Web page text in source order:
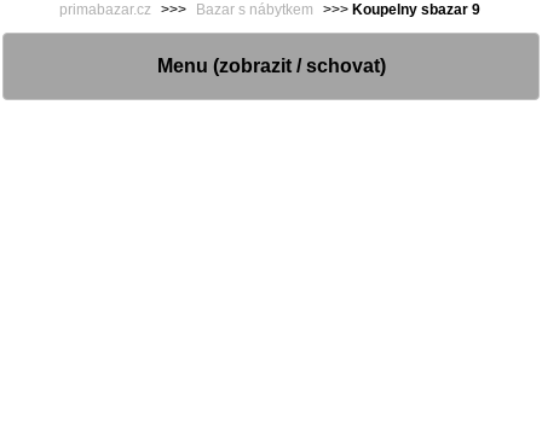
primabazar.cz >>> Bazar s nábytkem >>> Koupelny sbazar 9
Menu (zobrazit / schovat)